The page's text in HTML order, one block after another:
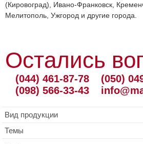
(Кировоград), Ивано-Франковск,
Мелитополь, Ужгород и другие города.
Остались
(044) 461-87-78
(098) 566-33-43
(050)
Вид продукции
Темы